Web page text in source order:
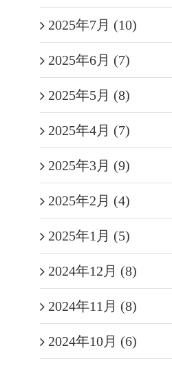
2025年7月 (10)
2025年6月 (7)
2025年5月 (8)
2025年4月 (7)
2025年3月 (9)
2025年2月 (4)
2025年1月 (5)
2024年12月 (8)
2024年11月 (8)
2024年10月 (6)